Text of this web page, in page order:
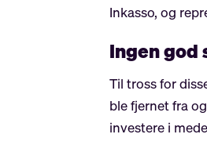
Inkasso, og
Ingen
Til tross for
ble fjernet fra
investere i